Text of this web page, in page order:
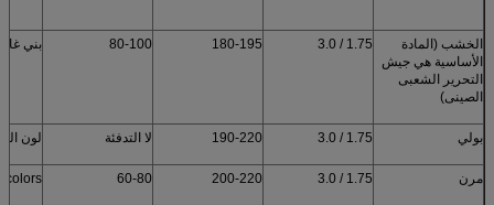
الخشب (المادة
الأساسية هي جيش
التحرير الشعبى
الصينى)
1.75 / 3.0
180-195
80-100 بني
بولي 1.75 / 3.0
190-220 لا التدفئة لون
مرن 1.75 / 3.0
200-220
60-80